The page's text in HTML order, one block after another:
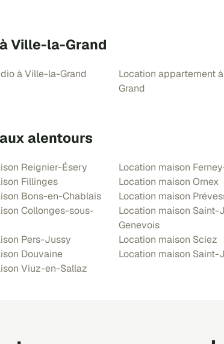
Ville-la-Grand
à Ville-la-Grand
Location appartement
Grand
alentours
Reignier-Ésery
Fillinges
Bons-en-Chablais
Collonges-sous-
Pers-Jussy
Douvaine
Viuz-en-Sallaz
Location maison
Location maison Ornex
Location maison
Location maison
Genevois
Location maison Sciez
Location maison Saint-